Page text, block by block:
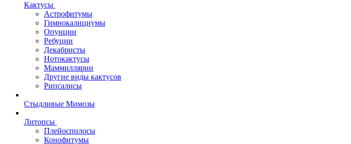
Кактусы
Астрофитумы
Гимнокалициумы
Опунции
Ребуции
Декабристы
Нотокактусы
Маммиллярии
Другие виды кактусов
Рипсалисы
Стыдливые Мимозы
Литопсы
Плейоспилосы
Конофитумы